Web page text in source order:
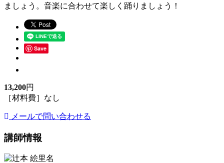
ましょう。音楽に合わせて楽しく踊りましょう！
Save
13,200円
［材料費］なし
メールで問い合わせる
講師情報